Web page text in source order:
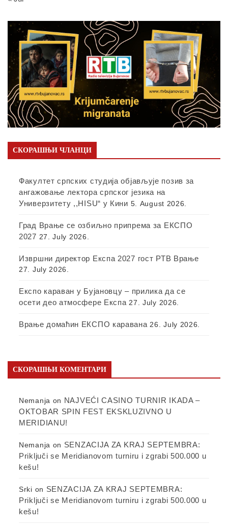
СКОРАШЊИ ЧЛАНЦИ
Факултет српских студија објављује позив за
ангажовање лектора српског језика на
Универзитету ,,HISU“ у Кини 5. August 2026.
Град Врање се озбиљно припрема за ЕКСПО
2027 27. July 2026.
Извршни директор Експа 2027 гост РТВ Врање
27. July 2026.
Експо караван у Бујановцу – прилика да се
осети део атмосфере Експа 27. July 2026.
Врање домаћин ЕКСПО каравана 26. July 2026.
СКОРАШЊИ КОМЕНТАРИ
Nemanja on NAJVEĆI CASINO TURNIR IKADA –
OKTOBAR SPIN FEST EKSKLUZIVNO U
MERIDIANU!
Nemanja on SENZACIJA ZA KRAJ SEPTEMBRA:
Priključi se Meridianovom turniru i zgrabi 500.000 u
kešu!
Srki on SENZACIJA ZA KRAJ SEPTEMBRA:
Priključi se Meridianovom turniru i zgrabi 500.000 u
kešu!